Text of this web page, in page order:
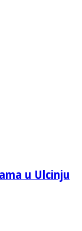
u Ulcinju